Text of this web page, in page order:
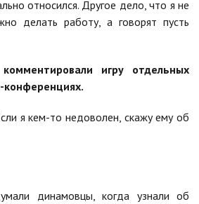
относился. Другое дело, что я не
делать работу, а говорят пусть
игру отдельных
конференциях.
я кем-то недоволен, скажу ему об
динамовцы, когда узнали об